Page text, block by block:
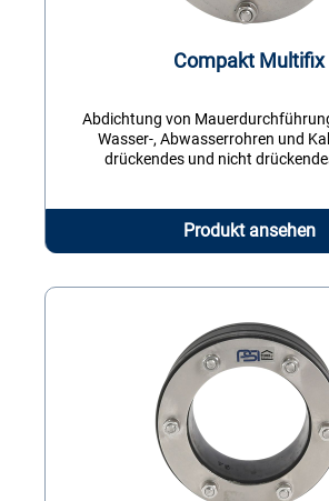
Compakt Multifix
Abdichtung von
Wasser-, Abwasserrohren und
drückendes und nicht
Produkt ansehen